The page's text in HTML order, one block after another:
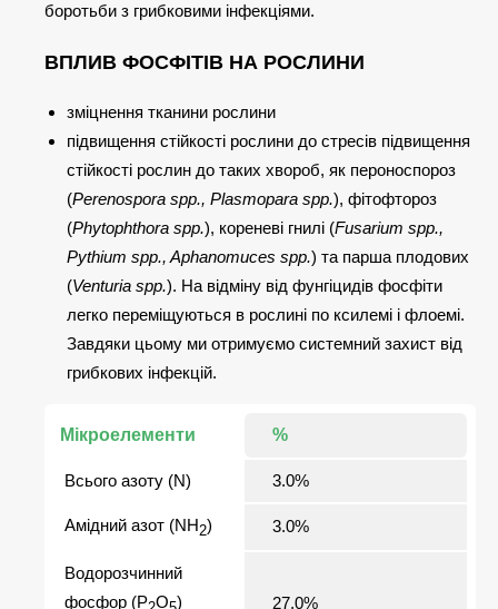
боротьби з грибковими інфекціями.
ВПЛИВ ФОСФІТІВ НА РОСЛИНИ
зміцнення тканини рослини
підвищення стійкості рослини до стресів підвищення
стійкості рослин до таких хвороб, як пероноспороз
(Perenospora spp., Plasmopara spp.), фітофтороз
(Phytophthora spp.), кореневі гнилі (Fusarium spp.,
Pythium spp., Aphanomuces spp.) та парша плодових
(Venturia spp.). На відміну від фунгіцидів фосфіти
легко переміщуються в рослині по ксилемі і флоемі.
Завдяки цьому ми отримуємо системний захист від
грибкових інфекцій.
Мікроелементи %
Всього азоту (N) 3.0%
Амідний азот (NH2) 3.0%
Водорозчинний
фосфор (P O ) 27.0%